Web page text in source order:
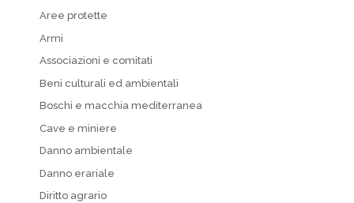
Aree protette
Armi
Associazioni e comitati
Beni culturali ed ambientali
Boschi e macchia mediterranea
Cave e miniere
Danno ambientale
Danno erariale
Diritto agrario